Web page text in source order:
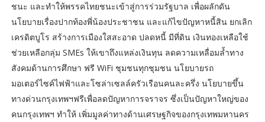
ชนะ และทำให้พรรคไทยชนะเข้าสู่การร่วมรัฐบาล เพื่อผลักดัน
นโยบายเรื่องปากท้องพี่น้องประชาชน และแก้ไขปัญหาหนี้สิน ยกเลิก
เครดิตบูโร สร้างการเมืองใสสะอาด ปลดหนี้ มีที่ดิน เงินทองเหลือใช้
ช่วยเหลือกลุ่ม SMEs ให้เขาถึงแหล่งเงินทุน ลดความเหลื่อมล้ำทาง
สังคมด้านการศึกษา ฟรี WiFi ชุมชนทุกชุมชน นโยบายรถ
มอเตอร์ไซค์ไฟฟ้าและโซล่าเซลล์ครัวเรือนคนละครึ่ง นโยบายขึ้น
ทางด่วนกรุงเทพฯฟรีเพื่อลดปัญหาการจราจร ซึ่งเป็นปัญหาใหญ่ของ
คนกรุงเทพฯ ทำให้ เพิ่มมูลค่าทางด้านเศรษฐกิจของกรุงเทพมหานคร